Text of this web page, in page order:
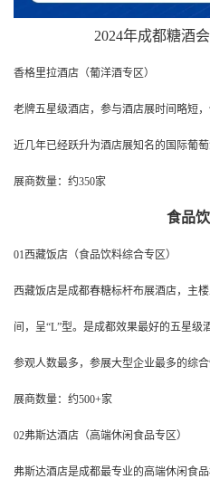
2024年成都糖酒
香格里拉酒店（葡洋酒专区）
老牌五星级酒店，参与酒店展时间略短
近几年已经跃升为酒店展知名的国际葡萄
展商数量：约350家
食品
01西藏饭店（食品饮料综合专区）
西藏饭店是成都春糖标杆布展酒店，主
间，呈“L”型。是成都效果最好的五星级
参观人数最多，参展大型企业最多的综合
展商数量：约500+家
02弗斯达酒店（高端休闲食品专区）
弗斯达酒店是成都最专业的高端休闲食